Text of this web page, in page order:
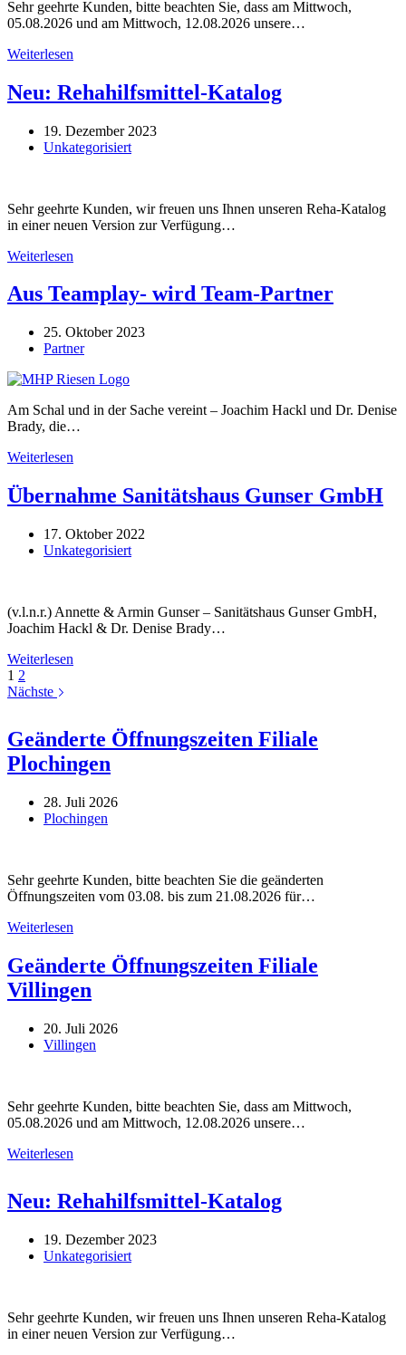
Sehr geehrte Kunden, bitte beachten Sie, dass am Mittwoch,
05.08.2026 und am Mittwoch, 12.08.2026 unsere…
Weiterlesen
Filiale
Villingen
Neu: Rehahilfsmittel-Katalog
19. Dezember 2023
Unkategorisiert
Sehr geehrte Kunden, wir freuen uns Ihnen unseren Reha-Katalog
in einer neuen Version zur Verfügung…
Weiterlesen
Katalog
Aus Teamplay- wird Team-Partner
25. Oktober 2023
Partner
Am Schal und in der Sache vereint – Joachim Hackl und Dr. Denise
Brady, die…
Weiterlesen
wird
Team-
Übernahme Sanitätshaus Gunser GmbH
17. Oktober 2022
Unkategorisiert
(v.l.n.r.) Annette & Armin Gunser – Sanitätshaus Gunser GmbH,
Joachim Hackl & Dr. Denise Brady…
Weiterlesen
1 2
Nächste
Geänderte Öffnungszeiten Filiale
Plochingen
28. Juli 2026
Plochingen
Sehr geehrte Kunden, bitte beachten Sie die geänderten
Öffnungszeiten vom 03.08. bis zum 21.08.2026 für…
Weiterlesen
Filiale
Plochingen
Geänderte Öffnungszeiten Filiale
Villingen
20. Juli 2026
Villingen
Sehr geehrte Kunden, bitte beachten Sie, dass am Mittwoch,
05.08.2026 und am Mittwoch, 12.08.2026 unsere…
Weiterlesen
Villingen
Neu: Rehahilfsmittel-Katalog
19. Dezember 2023
Unkategorisiert
Sehr geehrte Kunden, wir freuen uns Ihnen unseren Reha-Katalog
in einer neuen Version zur Verfügung…